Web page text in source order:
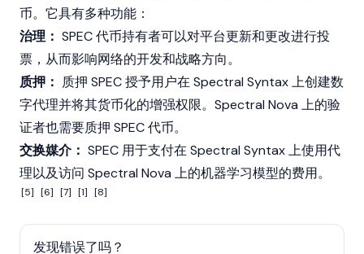
币。它具有多种功能：
治理： SPEC 代币持有者可以对平台更新和更改进行投
票，从而影响网络的开发和战略方向。
质押： 质押 SPEC 授予用户在 Spectral Syntax 上创建数
字代理并将其货币化的增强权限。Spectral Nova 上的验
证者也需要质押 SPEC 代币。
交换媒介： SPEC 用于支付在 Spectral Syntax 上使用代
理以及访问 Spectral Nova 上的机器学习模型的费用。
[5] [6] [7] [1] [8]
发现错误了吗？